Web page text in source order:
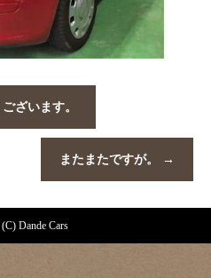
ざいます。
またまたですが。 →
Dande Cars